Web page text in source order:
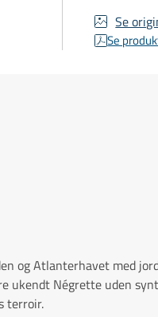
Se
Se
og Atlanterhavet med
ukendt Négrette uden
terroir.